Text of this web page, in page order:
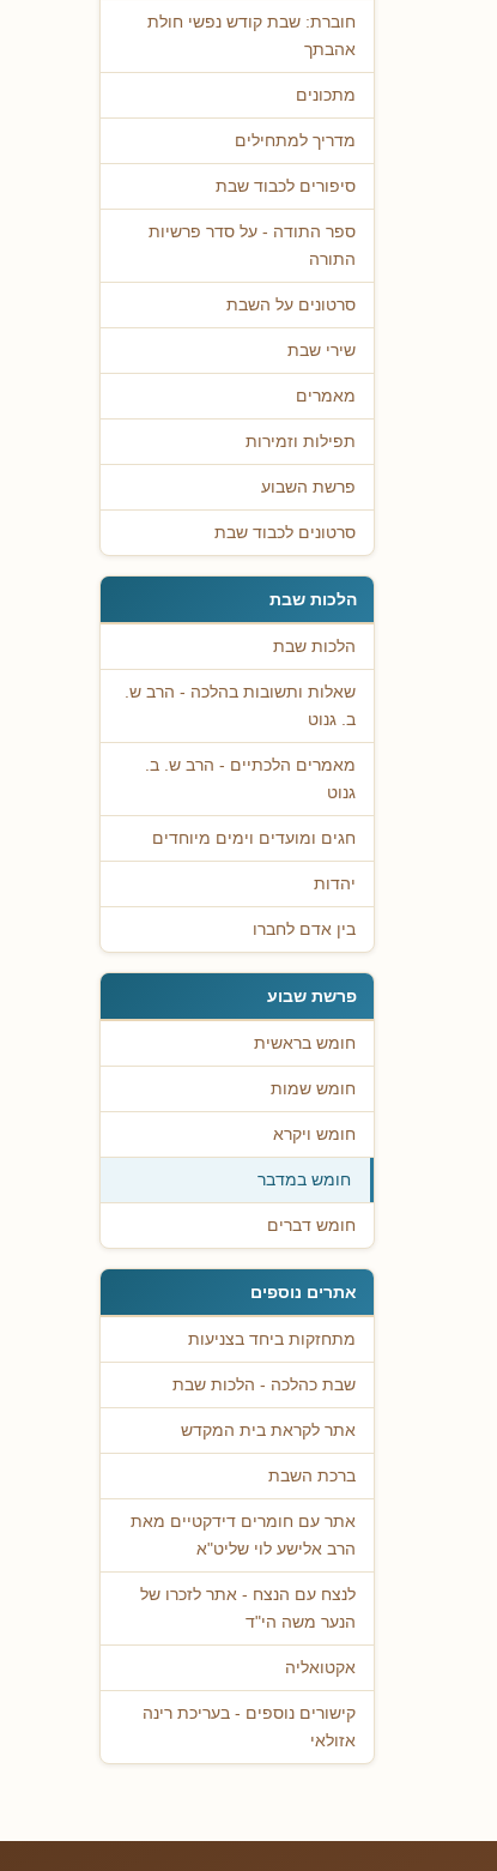
חוברת: שבת קודש נפשי חולת
אהבתך
מתכונים
מדריך למתחילים
סיפורים לכבוד שבת
ספר התודה - על סדר פרשיות
התורה
סרטונים על השבת
שירי שבת
מאמרים
תפילות וזמירות
פרשת השבוע
סרטונים לכבוד שבת
הלכות שבת
הלכות שבת
שאלות ותשובות בהלכה - הרב ש.
ב. גנוט
מאמרים הלכתיים - הרב ש. ב.
גנוט
חגים ומועדים וימים מיוחדים
יהדות
בין אדם לחברו
פרשת שבוע
חומש בראשית
חומש שמות
חומש ויקרא
חומש במדבר
חומש דברים
אתרים נוספים
מתחזקות ביחד בצניעות
שבת כהלכה - הלכות שבת
אתר לקראת בית המקדש
ברכת השבת
אתר עם חומרים דידקטיים מאת
הרב אלישע לוי שליט"א
לנצח עם הנצח - אתר לזכרו של
הנער משה הי"ד
אקטואליה
קישורים נוספים - בעריכת רינה
אזולאי